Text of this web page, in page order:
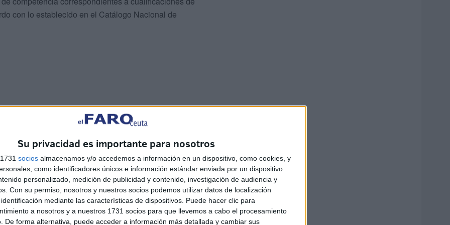
Su privacidad es importante para nosotros
socios almacenamos y/o accedemos a información en un dispositivo, como cookies, y
como identificadores únicos e información estándar enviada por un dispositivo
personalizado, medición de publicidad y contenido, investigación de audiencia y
Con su permiso, nosotros y nuestros socios podemos utilizar datos de localización
mediante las características de dispositivos. Puede hacer clic para
a nosotros y a nuestros 1731 socios para que llevemos a cabo el procesamiento
De forma alternativa, puede acceder a información más detallada y cambiar sus
con lo establecido en el Catálogo Nacional de
justificar 200 ó 300 horas en diez
la nacionalidad española, hayan obtenido el
la tarjeta de familiar de ciudadano o ciudadana
de una autorización en vigor de residencia o de